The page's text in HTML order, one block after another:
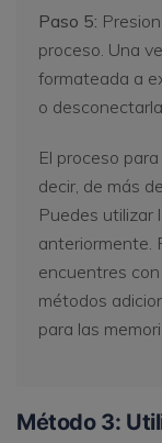
Paso 5:
proceso. Una
formateada a
o
El proceso
decir, de más
Puedes utilizar
anteriormente.
encuentres
métodos
para las
Método 3: